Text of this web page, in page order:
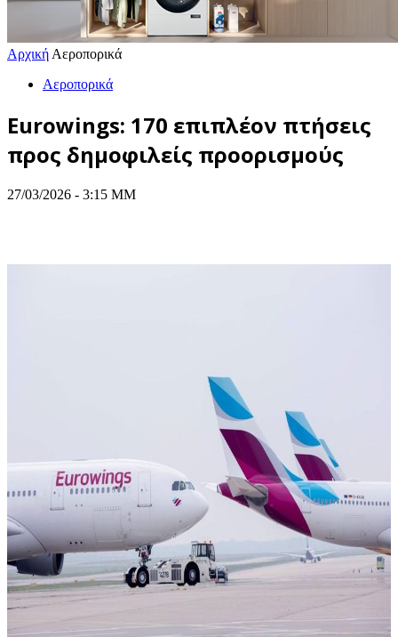
Αρχική Αεροπορικά
Αεροπορικά
Eurowings: 170 επιπλέον πτήσεις
προς δημοφιλείς προορισμούς
27/03/2026 - 3:15 ΜΜ